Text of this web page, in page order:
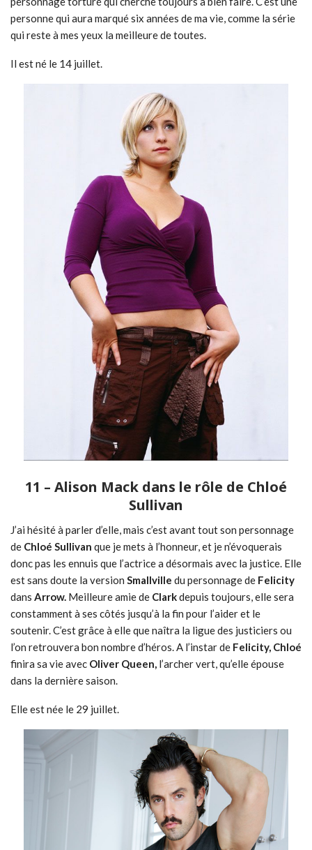
personne qui aura marqué six années de ma vie, comme la série
qui reste à mes yeux la meilleure de toutes.
Il est né le 14 juillet.
11 – Alison Mack dans le rôle de Chloé
Sullivan
J’ai hésité à parler d’elle, mais c’est avant tout son personnage
de Chloé Sullivan que je mets à l’honneur, et je n’évoquerais
donc pas les ennuis que l’actrice a désormais avec la justice. Elle
est sans doute la version Smallville du personnage de Felicity
dans Arrow. Meilleure amie de Clarkdepuis toujours, elle sera
constamment à ses côtés jusqu’à la fin pour l’aider et le
soutenir. C’est grâce à elle que naîtra la ligue des justiciers ou
l’on retrouvera bon nombre d’héros. A l’instar de Felicity, Chloé
finira sa vie avec Oliver Queen, l’archer vert, qu’elle épouse
dans la dernière saison.
Elle est née le 29 juillet.